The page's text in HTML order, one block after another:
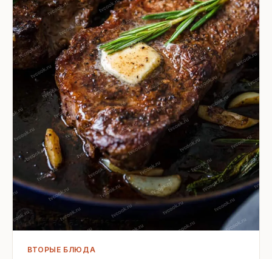
ВТОРЫЕ БЛЮДА